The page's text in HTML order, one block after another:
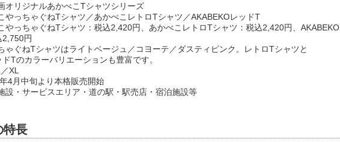
オリジナルあかべこTシャツシリーズ
やっちゃぐねTシャツ／あかべこレトロTシャツ／AKABEKOレッドT
やっちゃぐねTシャツ：税込2,420円、あかべこレトロTシャツ：税込2,420円、AKABEKO
2,750円
ゃぐねTシャツはライトベージュ／コヨーテ／ダスティピンク。レトロTシャツと
Tのカラーバリエーションも豊富です。
XL
4月中旬より本格販売開始
設・サービスエリア・道の駅・駅売店・宿泊施設等
特長